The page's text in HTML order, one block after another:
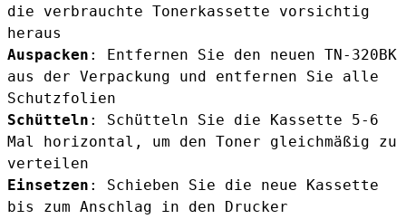
die verbrauchte Tonerkassette vorsichtig
heraus
Auspacken : Entfernen Sie den neuen TN-320BK
aus der Verpackung und entfernen Sie alle
Schutzfolien
Schütteln : Schütteln Sie die Kassette 5-6
Mal horizontal, um den Toner gleichmäßig zu
verteilen
Einsetzen : Schieben Sie die neue Kassette
bis zum Anschlag in den Drucker